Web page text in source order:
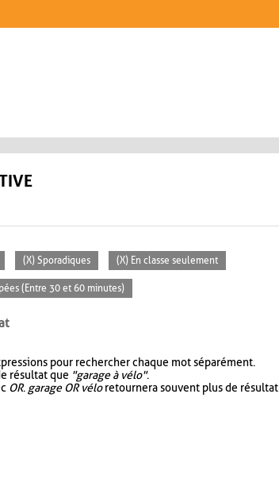
(X) Sporadiques (X) En classe seulement
(Entre 30 et 60 minutes)
pour rechercher chaque mot séparément.
résultat que "garage à vélo".
OR. garage OR véloretournera souvent plus de résultat